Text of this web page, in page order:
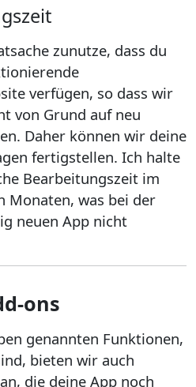
zunutze, dass du
verfügen, so dass wir
von Grund auf neu
Daher können wir deine
fertigstellen. Ich halte
Bearbeitungszeit im
Monaten, was bei der
neuen App nicht
ons
genannten Funktionen,
bieten wir auch
die deine App noch